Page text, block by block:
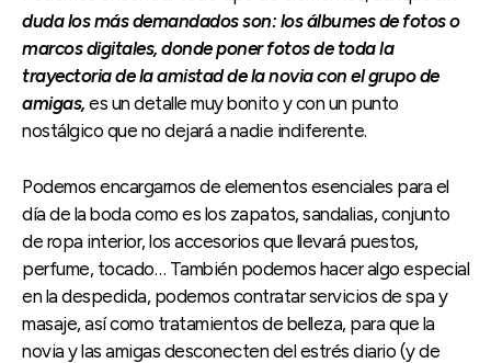
duda los más demandados son: los álbumes de fotos o
marcos digitales, donde poner fotos de toda la
trayectoria de la amistad de la novia con el grupo de
amigas, es un detalle muy bonito y con un punto
nostálgico que no dejará a nadie indiferente.
Podemos encargarnos de elementos esenciales para el
día de la boda como es los zapatos, sandalias, conjunto
de ropa interior, los accesorios que llevará puestos,
perfume, tocado… También podemos hacer algo especial
en la despedida, podemos contratar servicios de spa y
masaje, así como tratamientos de belleza, para que la
novia y las amigas desconecten del estrés diario (y de